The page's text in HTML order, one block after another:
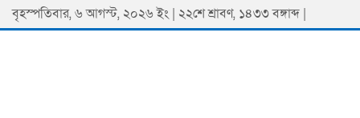
Skip
to
বৃহস্পতিবার, ৬ আগস্ট, ২০২৬ ইং | ২২শে শ্রাবণ, ১৪৩৩ বঙ্গাব্দ |